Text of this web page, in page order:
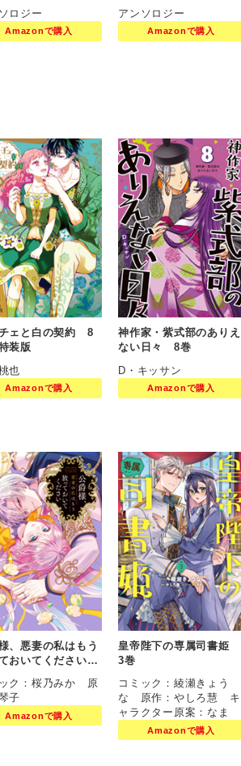
ロジー
Amazonで購入
9巻
アンソロジー
Amazonで購入
ェと白の契約 8
装版
也
Amazonで購入
神作家・紫式部のありえ
ない日々 8巻
D・キッサン
Amazonで購入
、悪妻の私はもう
おいてください
ク：桜乃みか 原
子
Amazonで購入
皇帝陛下の専属司書姫
3巻
コミック：綾瀬きょう
な 原作：やしろ慧 キ
ャラクター原案：なま
Amazonで購入